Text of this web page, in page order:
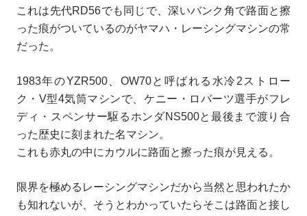
これは先代RD56でも同じで、深いバンク角で路面と擦
った痕がついているのがヤマハ・レーシングマシンの常
だった。
1983年のYZR500、OW70と呼ばれる水冷2ストロー
ク・V型4気筒マシンで、ケニー・ロバーツ選手がフレ
ディ・スペンサー駆るホンダNS500と最後まで渡り合
った歴史に刻まれた名マシン。
これも赤丸の中にカウルに路面と擦った痕が見える。
限界を極めるレーシングマシンだから当然と思われたか
も知れないが、そうとわかっていたらそこは路面と接し